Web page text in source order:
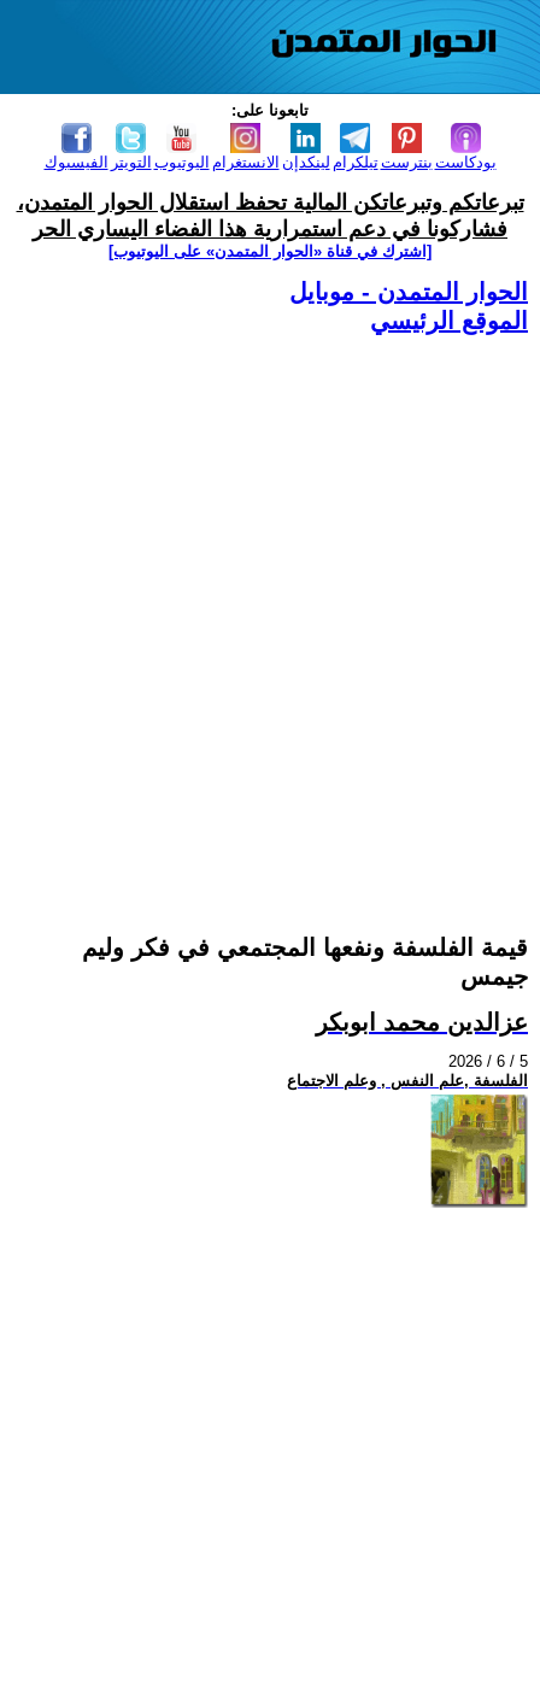
تابعونا على:
الفيسبوك التويتر اليوتيوب الانستغرام لينكدإن تيلكرامبنترست بودكاست
تبرعاتكم وتبرعاتكن المالية تحفظ استقلال الحوار المتمدن،
فشاركونا في دعم استمرارية هذا الفضاء اليساري الحر
[اشترك في قناة ‫«الحوار المتمدن» على اليوتيوب]
الحوار المتمدن - موبايل
الموقع الرئيسي
قيمة الفلسفة ونفعها المجتمعي في فكر وليم
جيمس
عزالدين محمد ابوبكر
2026 / 6 / 5
الفلسفة ,علم النفس , وعلم الاجتماع